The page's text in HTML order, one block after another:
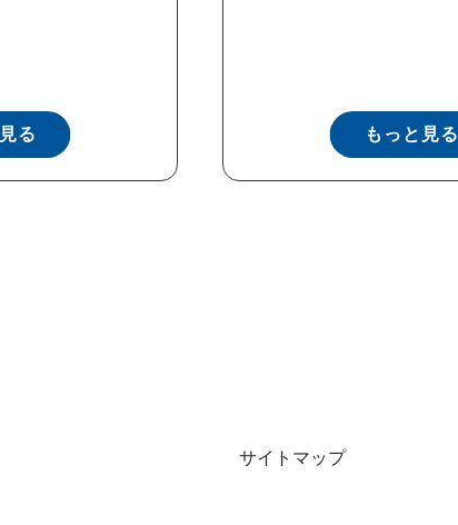
る もっと見る
サイトマップ